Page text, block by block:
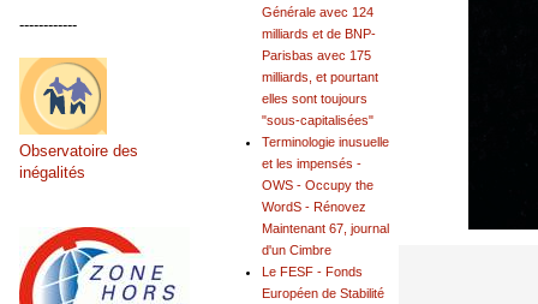
Générale avec 124
milliards et de BNP-
Parisbas avec 175
milliards, et pourtant
elles sont toujours
"sous-capitalisées"
Terminologie inusuelle
et les impensés -
OWS - Occupy the
WordS - Rénovez
Maintenant 67, journal
d'un Cimbre
Le FESF - Fonds
Européen de Stabilité
------------
Observatoire des
inégalités